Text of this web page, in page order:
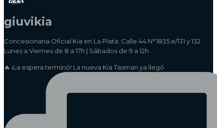
giuvikia
Concesionaria Oficial Kia en La Plata. Calle 44 N°1835 e/131 y 132
Lunes a Viernes de 8 a 17h | Sábados de 9 a 12h
🔥 ¡La espera terminó! La nueva Kia Tasman ya llegó